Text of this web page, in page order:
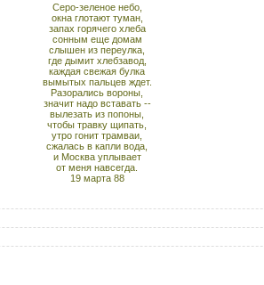
Серо-зеленое небо,
окна глотают туман,
запах горячего хлеба
сонным еще домам
слышен из переулка,
где дымит хлебзавод,
каждая свежая булка
вымытых пальцев ждет.
Разорались вороны,
значит надо вставать --
вылезать из попоны,
чтобы травку щипать,
утро гонит трамваи,
сжалась в капли вода,
и Москва уплывает
от меня навсегда.
19 марта 88